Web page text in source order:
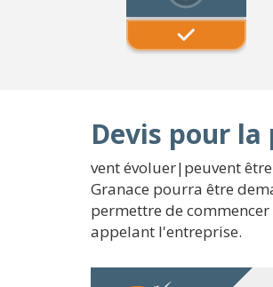
Devis pour la
vent évoluer|peuvent
Granace pourra être
permettre de
appelant l'entreprise.